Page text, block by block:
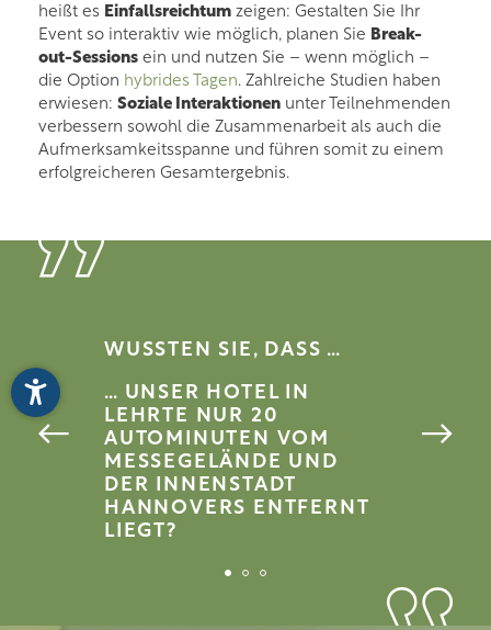
heißt es Einfallsreichtum zeigen: Gestalten Sie Ihr
Event so interaktiv wie möglich, planen Sie Break-
out-Sessions ein und nutzen Sie – wenn möglich –
die Option hybrides Tagen. Zahlreiche Studien haben
erwiesen: Soziale Interaktionen unter Teilnehmenden
verbessern sowohl die Zusammenarbeit als auch die
Aufmerksamkeitsspanne und führen somit zu einem
erfolgreicheren Gesamtergebnis.
WUSSTEN SIE, DASS …
… UNSER HOTEL IN
LEHRTE NUR 20
AUTOMINUTEN VOM
MESSEGELÄNDE UND
DER INNENSTADT
HANNOVERS ENTFERNT
LIEGT?